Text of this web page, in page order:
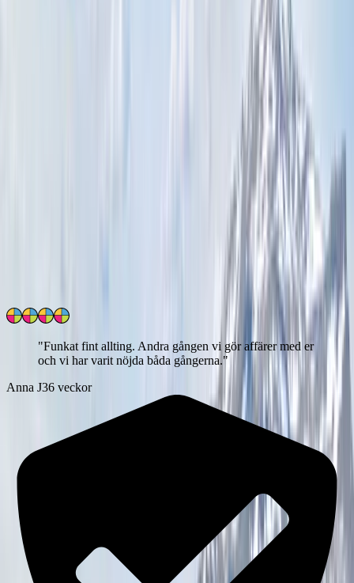
Hur mycket behöver jag i kontantinsats när jag köper hus?
Som köpare kan du normalt låna upp till 90 % av bostadens värde,
vilket innebär att du behöver en kontantinsats på minst 10 %. Att ha
finansieringen ordnad innan visningar ger dig bättre förutsättningar i
Kontakta HusmanHagberg i Åre för att värdera bostad, boka visning
"Funkat fint allting. Andra gången vi gör affärer med er
och vi har varit nöjda båda gångerna."
Anna J36 veckor